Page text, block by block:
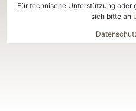
Für technische Unterstützung oder
sich bitte an